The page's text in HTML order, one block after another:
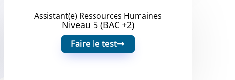
Assistant(e) Ressources Humaines
Niveau 5 (BAC +2)
Faire le test